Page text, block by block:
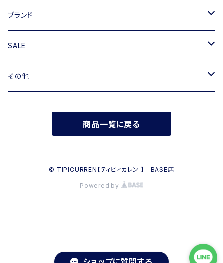
ショルダーバッグ
ハンドバッグ
ミニバッグ・クラッチバッグ
キャンバス
ブランド
TIPICURREN
M rose
FERUUCCIO VECCHI
SALE
バッグ
その他
商品一覧に戻る
© TIPICURREN【ティピィカレン 】 BASE店
Powered by